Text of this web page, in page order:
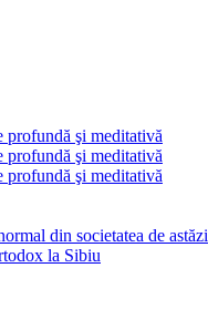
profundă şi meditativă
profundă şi meditativă
profundă şi meditativă
din societatea de astăzi
la Sibiu